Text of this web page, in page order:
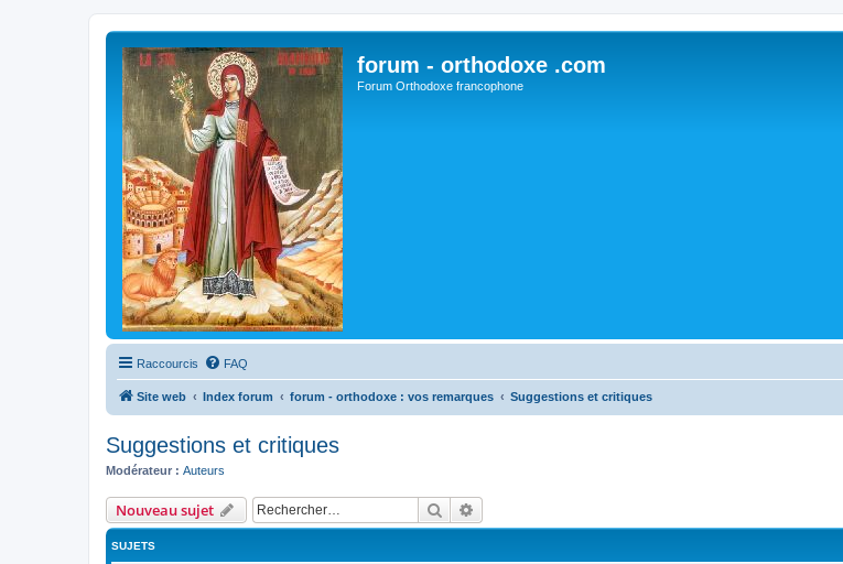
forum - orthodoxe .com
Forum Orthodoxe francophone
Raccourcis FAQ
Site web Index forum forum - orthodoxe : vos remarques Suggestions et critiques
Suggestions et critiques
Modérateur : Auteurs
Nouveau sujet Rechercher
SUJETS